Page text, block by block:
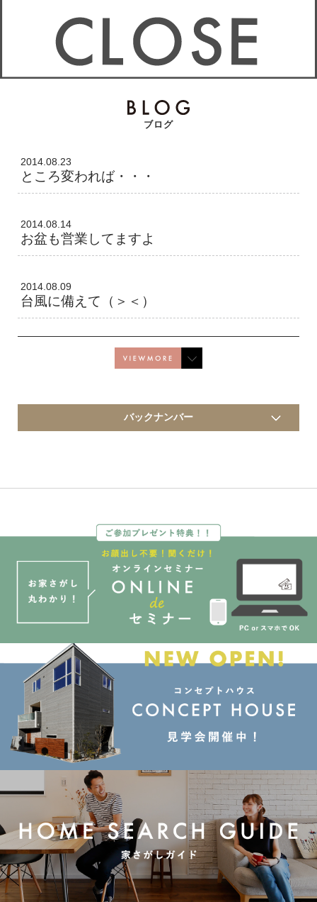
ブログ
2014.08.23
ところ変われば・・・
2014.08.14
お盆も営業してますよ
2014.08.09
台風に備えて（＞＜）
バックナンバー